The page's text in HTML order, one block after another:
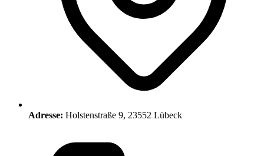
Adresse: Holstenstraße 9, 23552 Lübeck